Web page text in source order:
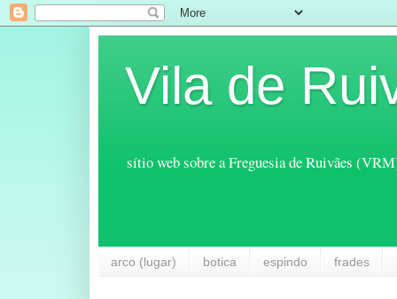
Vila de
sítio web sobre a Freguesia de Ruivães
arco (lugar) botica espindo frades